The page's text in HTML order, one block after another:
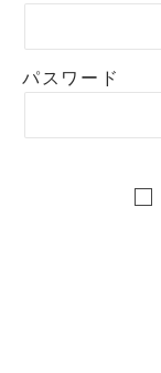
パスワード